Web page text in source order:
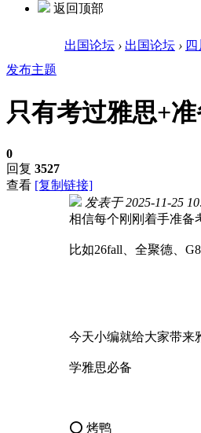
返回顶部
出国论坛 › 出国论坛 › 四
发布主题
只有考过雅思+
0
回复 3527
查看 [复制链接]
发表于 2025-11-25
相信每个刚刚着手准备
比如26fall、全聚德、
今天小编就给大家带来
学雅思必备
⭕ 烤鸭